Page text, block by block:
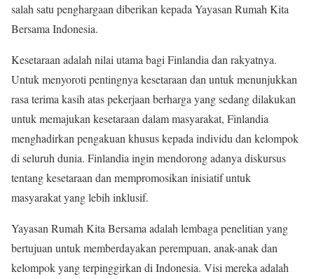
salah satu penghargaan diberikan kepada Yayasan Rumah Kita
Bersama Indonesia.
Kesetaraan adalah nilai utama bagi Finlandia dan rakyatnya.
Untuk menyoroti pentingnya kesetaraan dan untuk menunjukkan
rasa terima kasih atas pekerjaan berharga yang sedang dilakukan
untuk memajukan kesetaraan dalam masyarakat, Finlandia
menghadirkan pengakuan khusus kepada individu dan kelompok
di seluruh dunia. Finlandia ingin mendorong adanya diskursus
tentang kesetaraan dan mempromosikan inisiatif untuk
masyarakat yang lebih inklusif.
Yayasan Rumah Kita Bersama adalah lembaga penelitian yang
bertujuan untuk memberdayakan perempuan, anak-anak dan
kelompok yang terpinggirkan di Indonesia. Visi mereka adalah